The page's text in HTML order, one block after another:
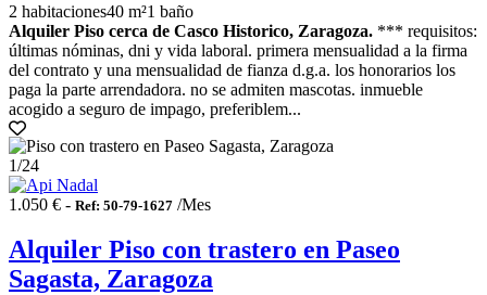
2 habitaciones40 m²1 baño
Alquiler Piso cerca de Casco Historico, Zaragoza. *** requisitos:
últimas nóminas, dni y vida laboral. primera mensualidad a la firma
del contrato y una mensualidad de fianza d.g.a. los honorarios los
paga la parte arrendadora. no se admiten mascotas. inmueble
acogido a seguro de impago, preferiblem...
1/24
1.050 € - Ref: 50-79-1627 /Mes
Alquiler Piso con trastero en Paseo
Sagasta, Zaragoza